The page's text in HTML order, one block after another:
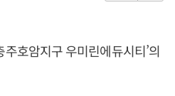
호암지구 우미린에듀시티’의